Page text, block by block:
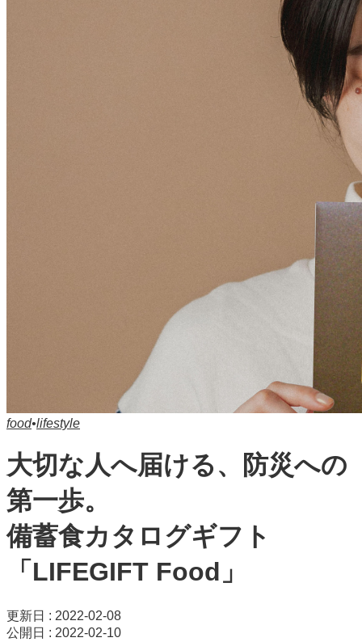
food•lifestyle
大切な人へ届ける、防災への
第一歩。
備蓄食カタログギフト
「LIFEGIFT Food」
更新日 : 2022-02-08
公開日 : 2022-02-10